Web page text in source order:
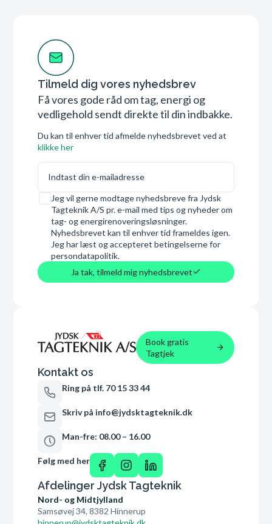
Tilmeld dig vores nyhedsbrev
Få vores gode råd om tag, energi og
vedligehold sendt direkte til din indbakke.
Du kan til enhver tid afmelde nyhedsbrevet ved at
klikke her
E-mail
Samtykke
Jeg vil gerne modtage nyhedsbreve fra Jydsk
Tagteknik A/S pr. e-mail med tips og nyheder om
tag- og energirenoveringsløsninger.
Nyhedsbrevet kan til enhver tid frameldes igen.
Jeg har læst og accepteret betingelserne for
persondatapolitik.
Ja tak, tilmeld mig nyhedsbrevet
Book gratis
Tagtjek
Kontakt os
Ring på tlf. 70 15 33 44
Skriv på info@jydsktagteknik.dk
Man-fre: 08.00 – 16.00
Følg med her
Afdelinger Jydsk Tagteknik
Nord- og Midtjylland
Samsøvej 34, 8382 Hinnerup